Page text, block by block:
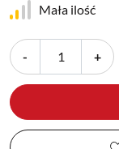
Mała ilość
- +